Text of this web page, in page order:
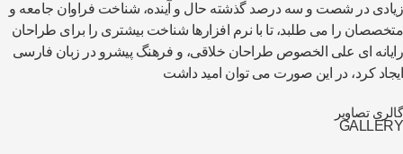
زیادی در شصت و سه درصد گذشته حال و آینده، شناخت فراوان جامعه و
متخصصان را می طلبد، تا با نرم افزارها شناخت بیشتری را برای طراحان
رایانه ای علی الخصوص طراحان خلاقی، و فرهنگ پیشرو در زبان فارسی
ایجاد کرد، در این صورت می توان امید داشت
گالری تصاویر
GALLERY